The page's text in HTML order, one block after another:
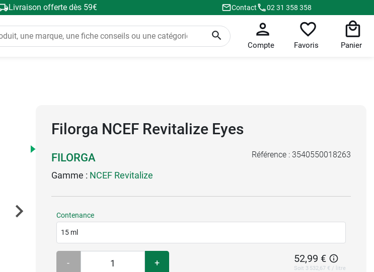
Livraison offerte dès 59€ Contact 02 31 358 358
Compte Favoris Panier
Filorga NCEF Revitalize Eyes
FILORGA
Gamme : NCEF Revitalize
Référence : 3540550018263
Contenance
15 ml
- + 52,99 €
Soit 3 532,67 € / litre